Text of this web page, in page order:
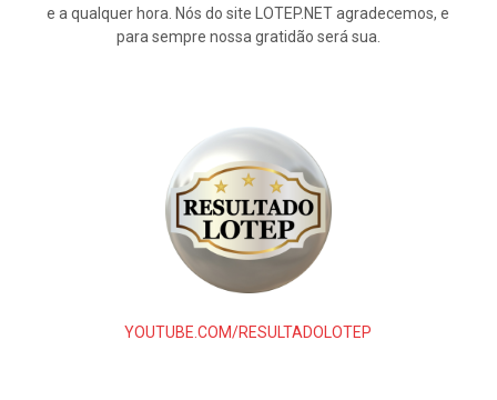
e a qualquer hora. Nós do site LOTEP.NET agradecemos, e
para sempre nossa gratidão será sua.
YOUTUBE.COM/RESULTADOLOTEP